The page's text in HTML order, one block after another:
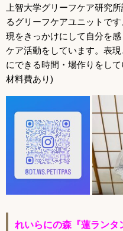
上智大学グリーフケア研究
るグリーフケアユニットです
現をきっかけにして自分を
ケア活動をしています。表
にできる時間・場作りをし
材料費あり)
れいらにの森『蓮ランタ